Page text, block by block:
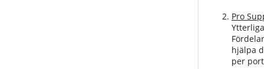
Pro
hjälpa
per